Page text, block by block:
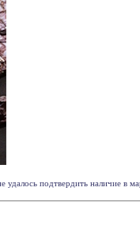
подтвердить наличие в